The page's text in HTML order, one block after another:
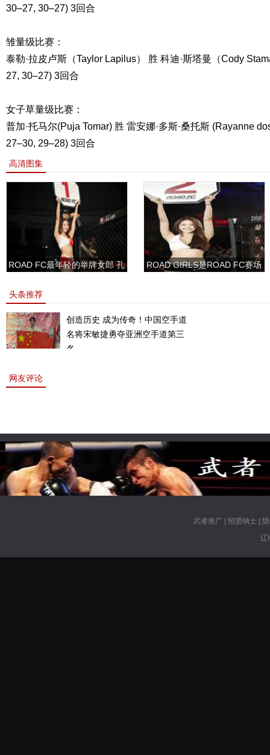
30–27, 30–27) 3回合
雏量级比赛：
泰勒·拉皮卢斯（Taylor Lapilus） 胜 科迪·斯塔曼（Cody
27, 30–27) 3回合
女子草量级比赛：
普加·托马尔(Puja Tomar) 胜 雷安娜·多斯·桑托斯 (Rayanne
27–30, 29–28) 3回合
高清图集
ROAD FC最年轻的举牌女郎 孔
ROAD GIRLS是ROAD FC赛场
头条推荐
创造历史 成为传奇！中国空手道
名将宋敏捷勇夺亚洲空手道第三
名。
网友评论
武者推广| 招贤纳士|
辽